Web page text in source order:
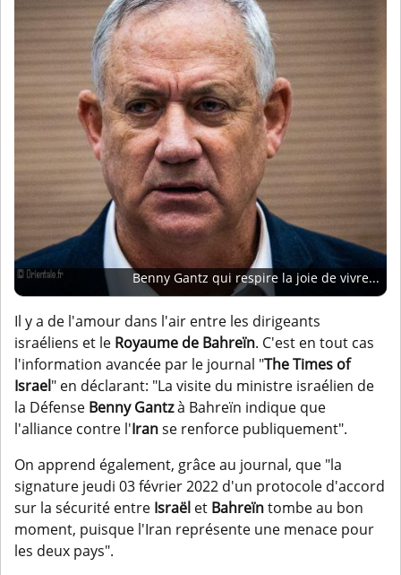
Benny Gantz qui respire la joie de vivre...
Il y a de l'amour dans l'air entre les dirigeants
israéliens et le Royaume de Bahreïn. C'est en tout cas
l'information avancée par le journal "The Times of
Israel" en déclarant: "La visite du ministre israélien de
la Défense Benny Gantzà Bahreïn indique que
l'alliance contre l'Iranse renforce publiquement".
On apprend également, grâce au journal, que "la
signature jeudi 03 février 2022 d'un protocole d'accord
sur la sécurité entre Israël et Bahreïntombe au bon
moment, puisque l'Iran représente une menace pour
les deux pays".